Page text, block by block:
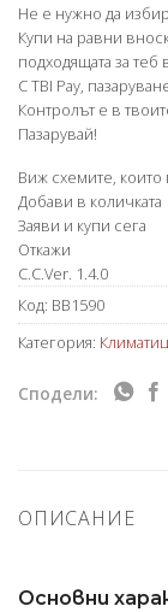
Не е нужно да
Купи на равни
подходящата за теб
С TBI Pay,
Контролът е в
Пазарувай!
Виж схемите, които
Добави в количката
Заяви и купи сега
Откажи
C.C.Ver. 1.4.0
Код: BB1590
Категория:
Сподели:
ОПИСАНИЕ
Основни